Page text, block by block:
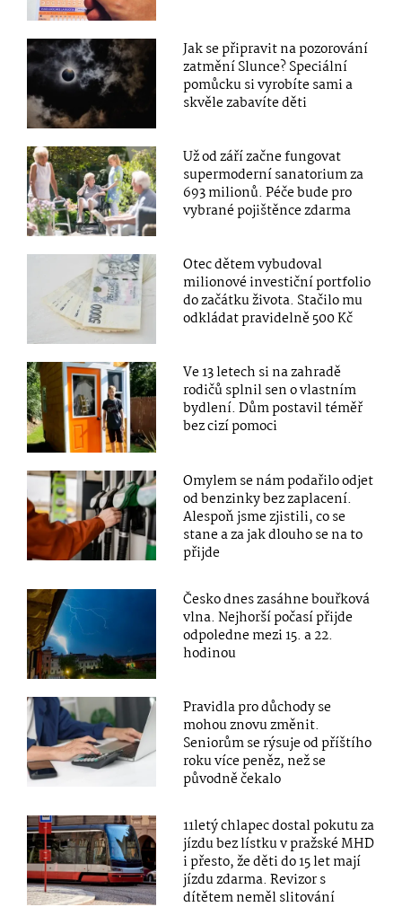
Jak se připravit na pozorování
zatmění Slunce? Speciální
pomůcku si vyrobíte sami a
skvěle zabavíte děti
Už od září začne fungovat
supermoderní sanatorium za
693 milionů. Péče bude pro
vybrané pojištěnce zdarma
Otec dětem vybudoval
milionové investiční portfolio
do začátku života. Stačilo mu
odkládat pravidelně 500 Kč
Ve 13 letech si na zahradě
rodičů splnil sen o vlastním
bydlení. Dům postavil téměř
bez cizí pomoci
Omylem se nám podařilo odjet
od benzinky bez zaplacení.
Alespoň jsme zjistili, co se
stane a za jak dlouho se na to
přijde
Česko dnes zasáhne bouřková
vlna. Nejhorší počasí přijde
odpoledne mezi 15. a 22.
hodinou
Pravidla pro důchody se
mohou znovu změnit.
Seniorům se rýsuje od příštího
roku více peněz, než se
původně čekalo
11letý chlapec dostal pokutu za
jízdu bez lístku v pražské MHD
i přesto, že děti do 15 let mají
jízdu zdarma. Revizor s
dítětem neměl slitování